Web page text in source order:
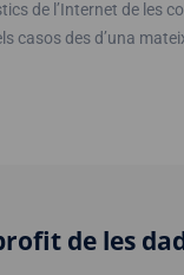
de l’Internet de les
casos des d’una
de les